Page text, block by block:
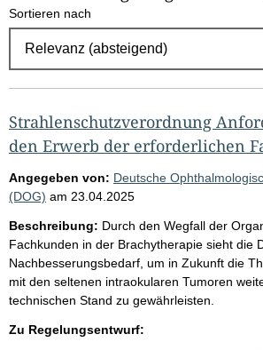
E
g
e
b
n
i
s
s
e
p
r
o
Sortieren nach
Strahlenschutzverordnung
den Erwerb der erforderlichen
Angegeben von: Deutsche
(DOG) am 23.04.2025
Beschreibung: Durch den Wegfall der
Fachkunden in der Brachytherapie sieht die
Nachbesserungsbedarf, um in Zukunft die
mit den seltenen intraokularen Tumoren
technischen Stand zu gewährleisten.
Zu Regelungsentwurf: